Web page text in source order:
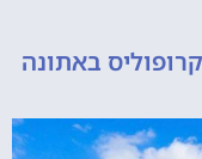
באתונה